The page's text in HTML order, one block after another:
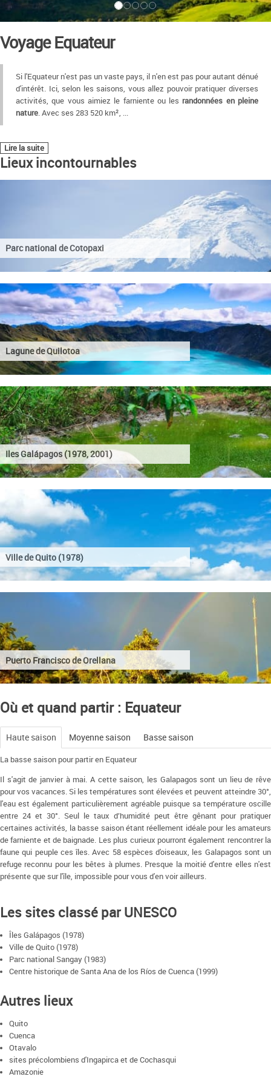
Voyage Equateur
Si l'Equateur n'est pas un vaste pays, il n'en est pas pour autant dénué
d'intérêt. Ici, selon les saisons, vous allez pouvoir pratiquer diverses
activités, que vous aimiez le farniente ou les randonnées en pleine
nature. Avec ses 283 520 km², ...
Lire la suite
Lieux incontournables
Parc national de Cotopaxi
Lagune de Quilotoa
Iles Galápagos (1978, 2001)
Ville de Quito (1978)
Puerto Francisco de Orellana
Où et quand partir : Equateur
Haute saison Moyenne saison Basse saison
La basse saison pour partir en Equateur
Il s'agit de janvier à mai. A cette saison, les Galapagos sont un lieu de rêve
pour vos vacances. Si les températures sont élevées et peuvent atteindre 30°,
l'eau est également particulièrement agréable puisque sa température oscille
entre 24 et 30°. Seul le taux d’humidité peut être gênant pour pratiquer
certaines activités, la basse saison étant réellement idéale pour les amateurs
de farniente et de baignade. Les plus curieux pourront également rencontrer la
faune qui peuple ces îles. Avec 58 espèces d'oiseaux, les Galapagos sont un
refuge reconnu pour les bêtes à plumes. Presque la moitié d'entre elles n'est
présente que sur l'île, impossible pour vous d'en voir ailleurs.
Les sites classé par UNESCO
Îles Galápagos (1978)
Ville de Quito (1978)
Parc national Sangay (1983)
Centre historique de Santa Ana de los Ríos de Cuenca (1999)
Autres lieux
Quito
Cuenca
Otavalo
sites précolombiens d'Ingapirca et de Cochasqui
Amazonie